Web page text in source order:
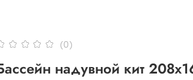
(0)
надувной кит